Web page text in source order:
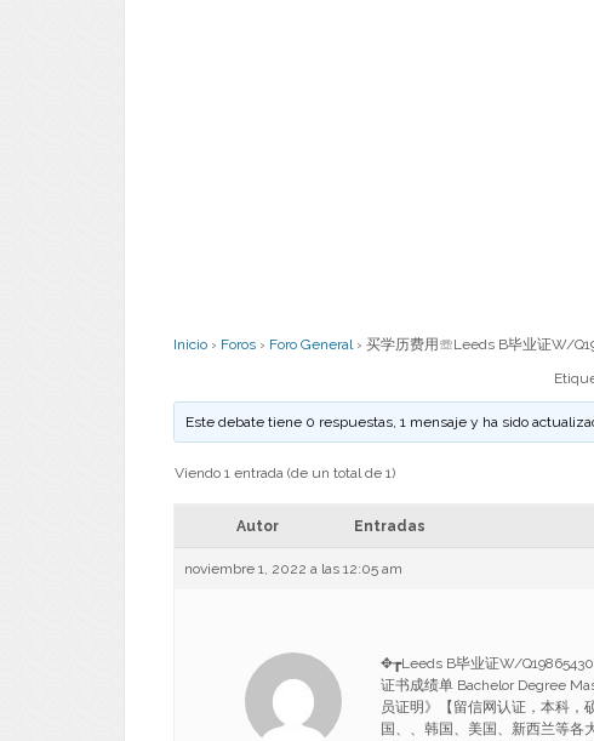
Inicio › Foros › Foro General › 买学历费用☏Leeds B毕业证W/
Este debate tiene 0 respuestas, 1 mensaje y ha sido
Viendo 1 entrada (de un total de 1)
Autor Entradas
noviembre 1, 2022 a las 12:05 am
✥┲Leeds B毕业证W/
证书成绩单 Bachelor Degree
员证明》【留信网认证，本科，
国、、韩国、美国、新西兰等